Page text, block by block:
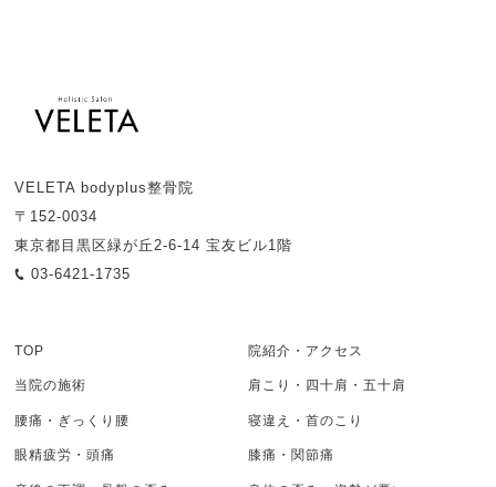
VELETA bodyplus整骨院
〒152-0034
東京都目黒区緑が丘2-6-14 宝友ビル1階
03-6421-1735
TOP 院紹介・アクセス
当院の施術 肩こり・四十肩・五十肩
腰痛・ぎっくり腰 寝違え・首のこり
眼精疲労・頭痛 膝痛・関節痛